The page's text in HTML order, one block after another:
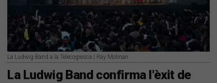
La Ludwig Band a la Telecogresca | Ray Molinari
La Ludwig Band confirma l'èxit de